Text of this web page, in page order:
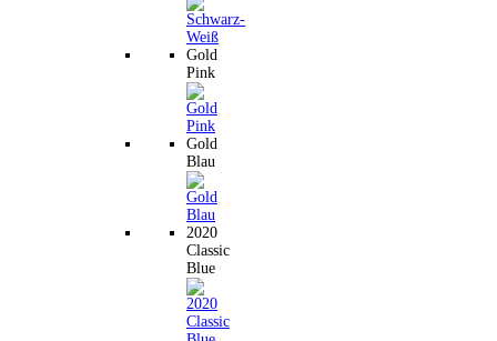
Gold
Pink
Gold
Blau
2020
Classic
Blue